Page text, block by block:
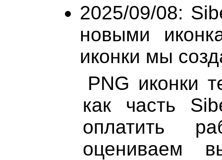
2025/09/08:
новыми
иконки мы
PNG иконки
как часть
оплатить
оцениваем